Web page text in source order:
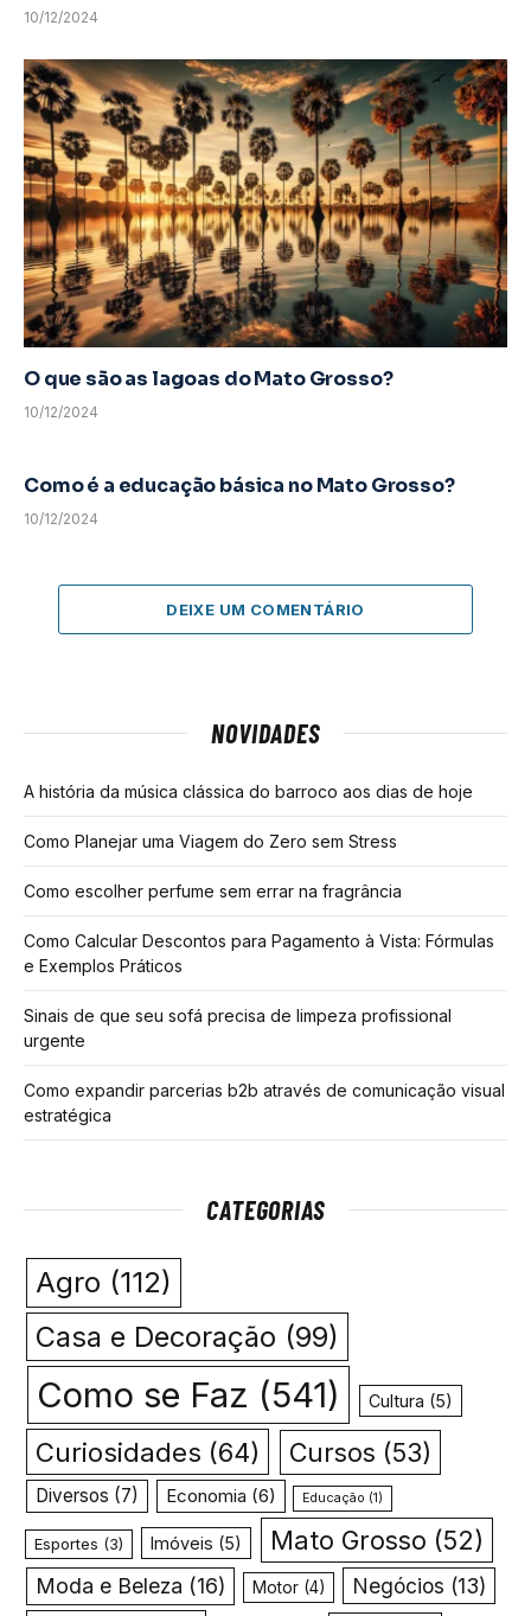
10/12/2024
O que são as lagoas do Mato Grosso?
10/12/2024
Como é a educação básica no Mato Grosso?
10/12/2024
DEIXE UM COMENTÁRIO
NOVIDADES
A história da música clássica do barroco aos dias de hoje
Como Planejar uma Viagem do Zero sem Stress
Como escolher perfume sem errar na fragrância
Como Calcular Descontos para Pagamento à Vista: Fórmulas
e Exemplos Práticos
Sinais de que seu sofá precisa de limpeza profissional
urgente
Como expandir parcerias b2b através de comunicação visual
estratégica
CATEGORIAS
Agro (112)
Casa e Decoração (99)
Como se Faz (541) Cultura (5)
Curiosidades (64) Cursos (53)
Diversos (7) Economia (6) Educação (1)
Esportes (3) Imóveis (5) Mato Grosso (52)
Moda e Beleza (16) Motor(4) Negócios (13)